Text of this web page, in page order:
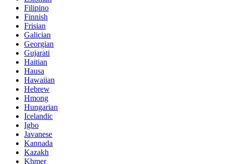
Filipino
Finnish
Frisian
Galician
Georgian
Gujarati
Haitian
Hausa
Hawaiian
Hebrew
Hmong
Hungarian
Icelandic
Igbo
Javanese
Kannada
Kazakh
Khmer